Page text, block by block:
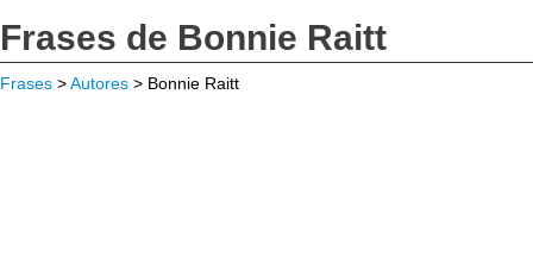
Frases de Bonnie Raitt
Frases >Autores > Bonnie Raitt